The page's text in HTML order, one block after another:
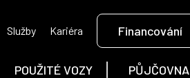
Služby Kariéra Financování
POUŽITÉ VOZY PŮJČOVNA